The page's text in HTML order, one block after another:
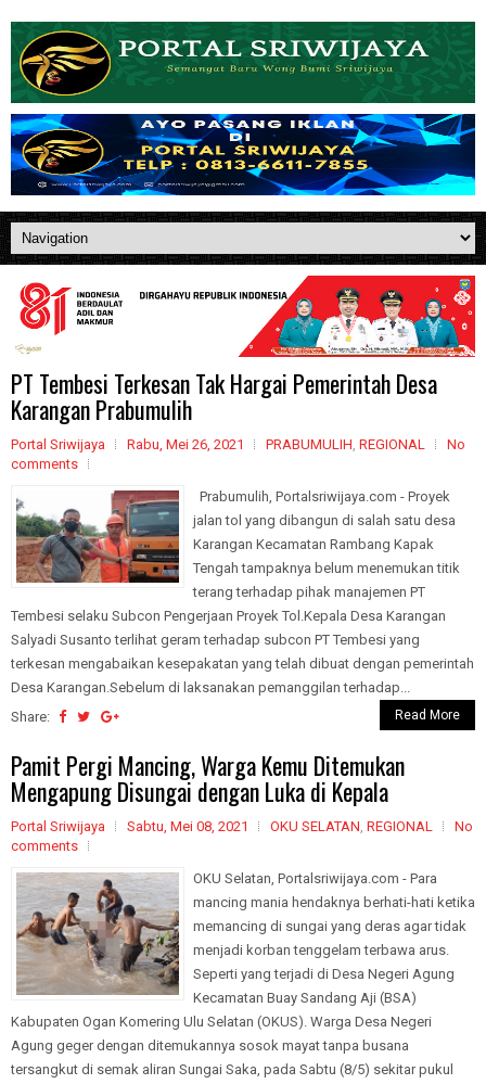
PT Tembesi Terkesan Tak Hargai Pemerintah Desa
Karangan Prabumulih
Portal Sriwijaya Rabu, Mei 26, 2021 PRABUMULIH, REGIONAL
No
comments
Prabumulih, Portalsriwijaya.com - Proyek
jalan tol yang dibangun di salah satu desa
Karangan Kecamatan Rambang Kapak
Tengah tampaknya belum menemukan titik
terang terhadap pihak manajemen PT
Tembesi selaku Subcon Pengerjaan Proyek Tol.Kepala Desa Karangan
Salyadi Susanto terlihat geram terhadap subcon PT Tembesi yang
terkesan mengabaikan kesepakatan yang telah dibuat dengan pemerintah
Desa Karangan.Sebelum di laksanakan pemanggilan terhadap...
Share:
Read More
Pamit Pergi Mancing, Warga Kemu Ditemukan
Mengapung Disungai dengan Luka di Kepala
Portal Sriwijaya Sabtu, Mei 08, 2021 OKU SELATAN, REGIONAL
No
comments
OKU Selatan, Portalsriwijaya.com - Para
mancing mania hendaknya berhati-hati ketika
memancing di sungai yang deras agar tidak
menjadi korban tenggelam terbawa arus.
Seperti yang terjadi di Desa Negeri Agung
Kecamatan Buay Sandang Aji (BSA)
Kabupaten Ogan Komering Ulu Selatan (OKUS). Warga Desa Negeri
Agung geger dengan ditemukannya sosok mayat tanpa busana
tersangkut di semak aliran Sungai Saka, pada Sabtu (8/5) sekitar pukul